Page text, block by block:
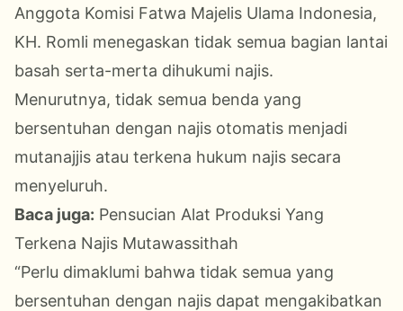
Anggota Komisi Fatwa Majelis Ulama Indonesia,
KH. Romli menegaskan tidak semua bagian lantai
basah serta-merta dihukumi najis.
Menurutnya, tidak semua benda yang
bersentuhan dengan najis otomatis menjadi
mutanajjis atau terkena hukum najis secara
menyeluruh.
Baca juga: Pensucian Alat Produksi Yang
Terkena Najis Mutawassithah
“Perlu dimaklumi bahwa tidak semua yang
bersentuhan dengan najis dapat mengakibatkan